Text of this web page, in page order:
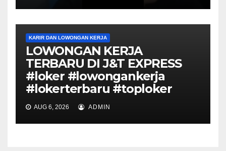
KARIR DAN LOWONGAN KERJA
LOWONGAN KERJA
TERBARU DI J&T EXPRESS
#loker #lowongankerja
#lokerterbaru #toploker
AUG 6, 2026 ADMIN